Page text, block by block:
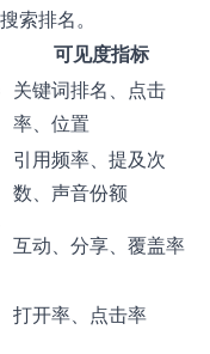
索排名。
可见度指标
关键词排名、点击
率、位置
引用频率、提及次
数、声音份额
互动、分享、覆盖率
打开率、点击率